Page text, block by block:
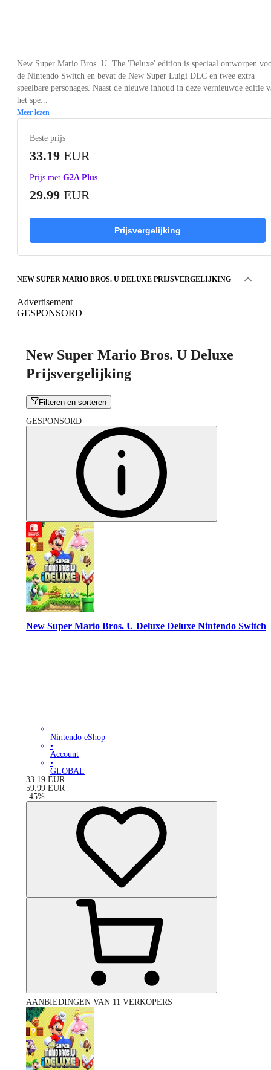
New Super Mario Bros. U. The 'Deluxe' edition is speciaal ontworpen
de Nintendo Switch en bevat de New Super Luigi DLC en twee extra
speelbare personages. Naast de nieuwe inhoud in deze vernieuwde editie
het spe...
Meer lezen
Beste prijs
33.19 EUR
Prijs met G2A Plus
29.99 EUR
Prijsvergelijking
NEW SUPER MARIO BROS. U DELUXE PRIJSVERGELIJKING
Advertisement
GESPONSORD
New Super Mario Bros. U Deluxe
Prijsvergelijking
Filteren en sorteren
GESPONSORD
New Super Mario Bros. U Deluxe Deluxe Nintendo Switch
Nintendo eShop
•
Account
•
GLOBAL
33.19 EUR
59.99 EUR
-45%
AANBIEDINGEN VAN 11 VERKOPERS